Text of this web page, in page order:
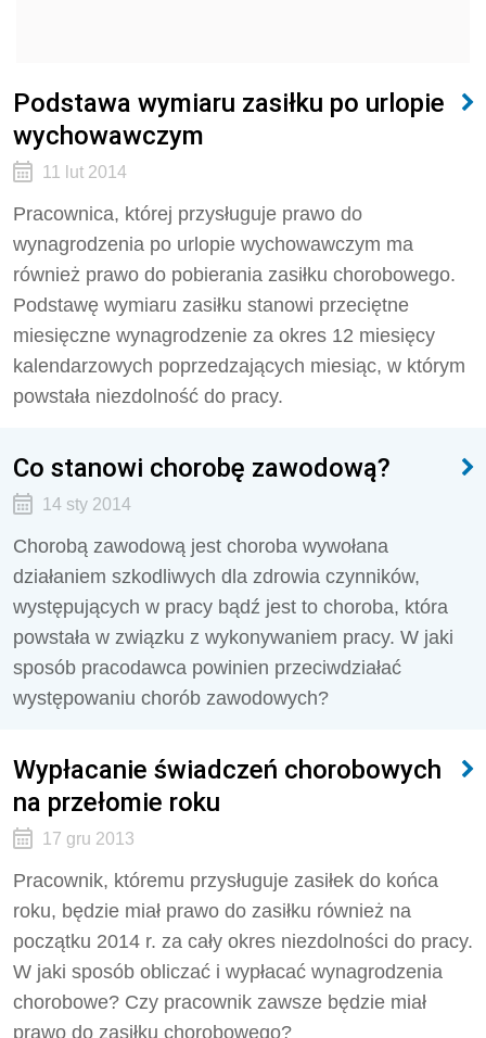
Podstawa wymiaru zasiłku po urlopie
wychowawczym
11 lut 2014
Pracownica, której przysługuje prawo do
wynagrodzenia po urlopie wychowawczym ma
również prawo do pobierania zasiłku chorobowego.
Podstawę wymiaru zasiłku stanowi przeciętne
miesięczne wynagrodzenie za okres 12 miesięcy
kalendarzowych poprzedzających miesiąc, w którym
powstała niezdolność do pracy.
Co stanowi chorobę zawodową?
14 sty 2014
Chorobą zawodową jest choroba wywołana
działaniem szkodliwych dla zdrowia czynników,
występujących w pracy bądź jest to choroba, która
powstała w związku z wykonywaniem pracy. W jaki
sposób pracodawca powinien przeciwdziałać
występowaniu chorób zawodowych?
Wypłacanie świadczeń chorobowych
na przełomie roku
17 gru 2013
Pracownik, któremu przysługuje zasiłek do końca
roku, będzie miał prawo do zasiłku również na
początku 2014 r. za cały okres niezdolności do pracy.
W jaki sposób obliczać i wypłacać wynagrodzenia
chorobowe? Czy pracownik zawsze będzie miał
prawo do zasiłku chorobowego?